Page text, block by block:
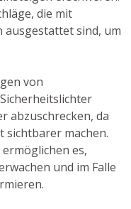
die mit
ausgestattet sind, um
von
abzuschrecken, da
sichtbarer machen.
es,
und im Falle